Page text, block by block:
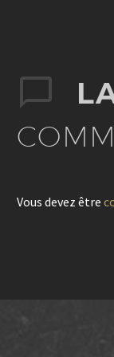
Vous devez être